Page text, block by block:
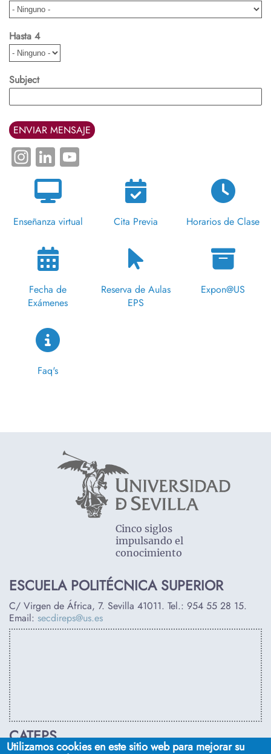
Hasta 4
Subject
Instagram
LinkedIn
Enseñanza virtual Cita Previa Horarios de Clase
Fecha de
Exámenes
Reserva de Aulas
EPS
Expon@US
Faq's
Cinco siglos
impulsando el
conocimiento
ESCUELA POLITÉCNICA SUPERIOR
C/ Virgen de África, 7. Sevilla 41011. Tel.: 954 55 28 15.
Email: secdireps@us.es
CATEPS
Utilizamos cookies en este sitio web para mejorar su